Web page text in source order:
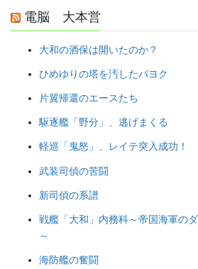
電脳 大本営
大和の酒保は開いたのか？
ひめゆりの塔を汚したパヨク
片翼帰還のエースたち
駆逐艦「野分」、逃げまくる
軽巡「鬼怒」、レイテ突入成功！
武装司偵の苦闘
新司偵の系譜
戦艦「大和」内務科～帝国海軍の
～
海防艦の奮闘